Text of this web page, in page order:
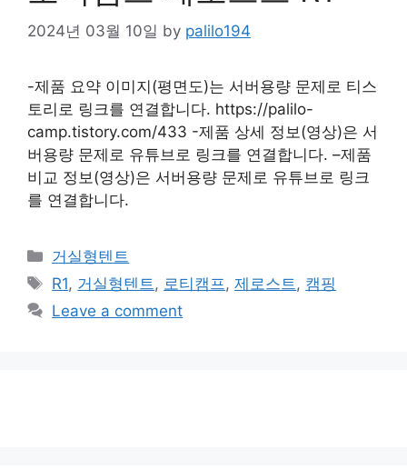
2024년 03월 10일 by palilo194
-제품 요약 이미지(평면도)는 서버용량 문제로 티스
토리로 링크를 연결합니다. https://palilo-
camp.tistory.com/433 -제품 상세 정보(영상)은 서
버용량 문제로 유튜브로 링크를 연결합니다. –제품
비교 정보(영상)은 서버용량 문제로 유튜브로 링크
를 연결합니다.
Categories
거실형텐트
Tags
R1, 거실형텐트 , 로티캠프 ,제로스트 , 캠핑
Leave a comment